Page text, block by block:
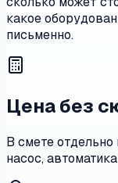
какое
письменно.
Цена без
В смете отдельно
насос,